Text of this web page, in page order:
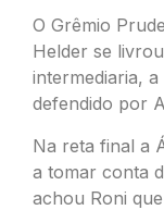
O Grêmio
Helder se
intermediaria,
defendido por
Na reta final a
a tomar conta
achou Roni